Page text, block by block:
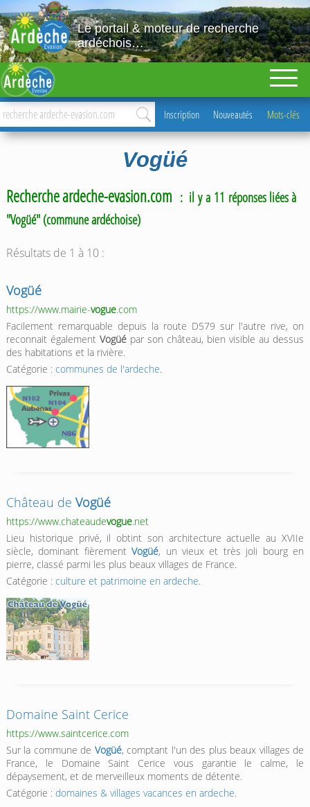
Le portail & moteur de recherche
ardéchois…
Inscription Nouveautés Mots-clés
Vogüé
Recherche ardeche-evasion.com : il y a 11 réponses liées à
"Vogüé" (commune ardéchoise)
Résultats de 1 à 10 :
Vogüé
https://www.mairie-vogue.com
Facilement remarquable depuis la route D579 sur l'autre rive, on
reconnait également Vogüépar son château, bien visible au dessus
des habitations et la rivière.
Catégorie : communes de l'ardeche.
Château de Vogüé
https://www.chateaudevogue.net
Lieu historique privé, il obtint son architecture actuelle au XVIIe
siècle, dominant fièrementVogüé, un vieux et très joli bourg en
pierre, classé parmi les plus beaux villages de France.
Catégorie : culture et patrimoine en ardeche.
Domaine Saint Cerice
https://www.saintcerice.com
Sur la commune de Vogüé, comptant l'un des plus beaux villages de
France, le Domaine Saint Cerice vous garantie le calme, le
dépaysement, et de merveilleux moments de détente.
Catégorie : domaines & villages vacances en ardeche.